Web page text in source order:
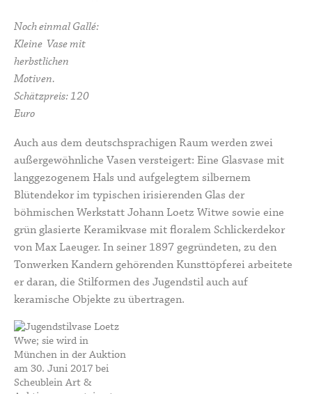
Noch einmal Gallé:
Kleine Vase mit
herbstlichen
Motiven.
Schätzpreis: 120
Euro
Auch aus dem deutschsprachigen Raum werden zwei
außergewöhnliche Vasen versteigert: Eine Glasvase mit
langgezogenem Hals und aufgelegtem silbernem
Blütendekor im typischen irisierenden Glas der
böhmischen WerkstattJohann Loetz Witwe sowie eine
grün glasierte Keramikvase mit floralem Schlickerdekor
vonMax Laeuger. In seiner 1897 gegründeten, zu den
Tonwerken Kandern gehörenden Kunsttöpferei arbeitete
er daran, die Stilformen des Jugendstil auch auf
keramische Objekte zu übertragen.